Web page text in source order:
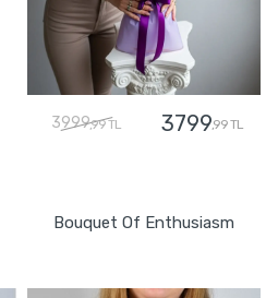
3999,99 TL 3799,99 TL
Bouquet Of Enthusiasm